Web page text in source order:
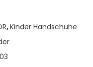
,Kinder Handschuhe